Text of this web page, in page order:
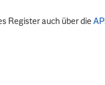
Register auch über dieAPI